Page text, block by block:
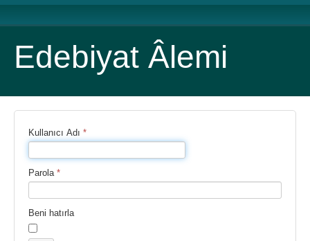
Edebiyat Âlemi
Kullanıcı Adı *
Parola*
Beni hatırla